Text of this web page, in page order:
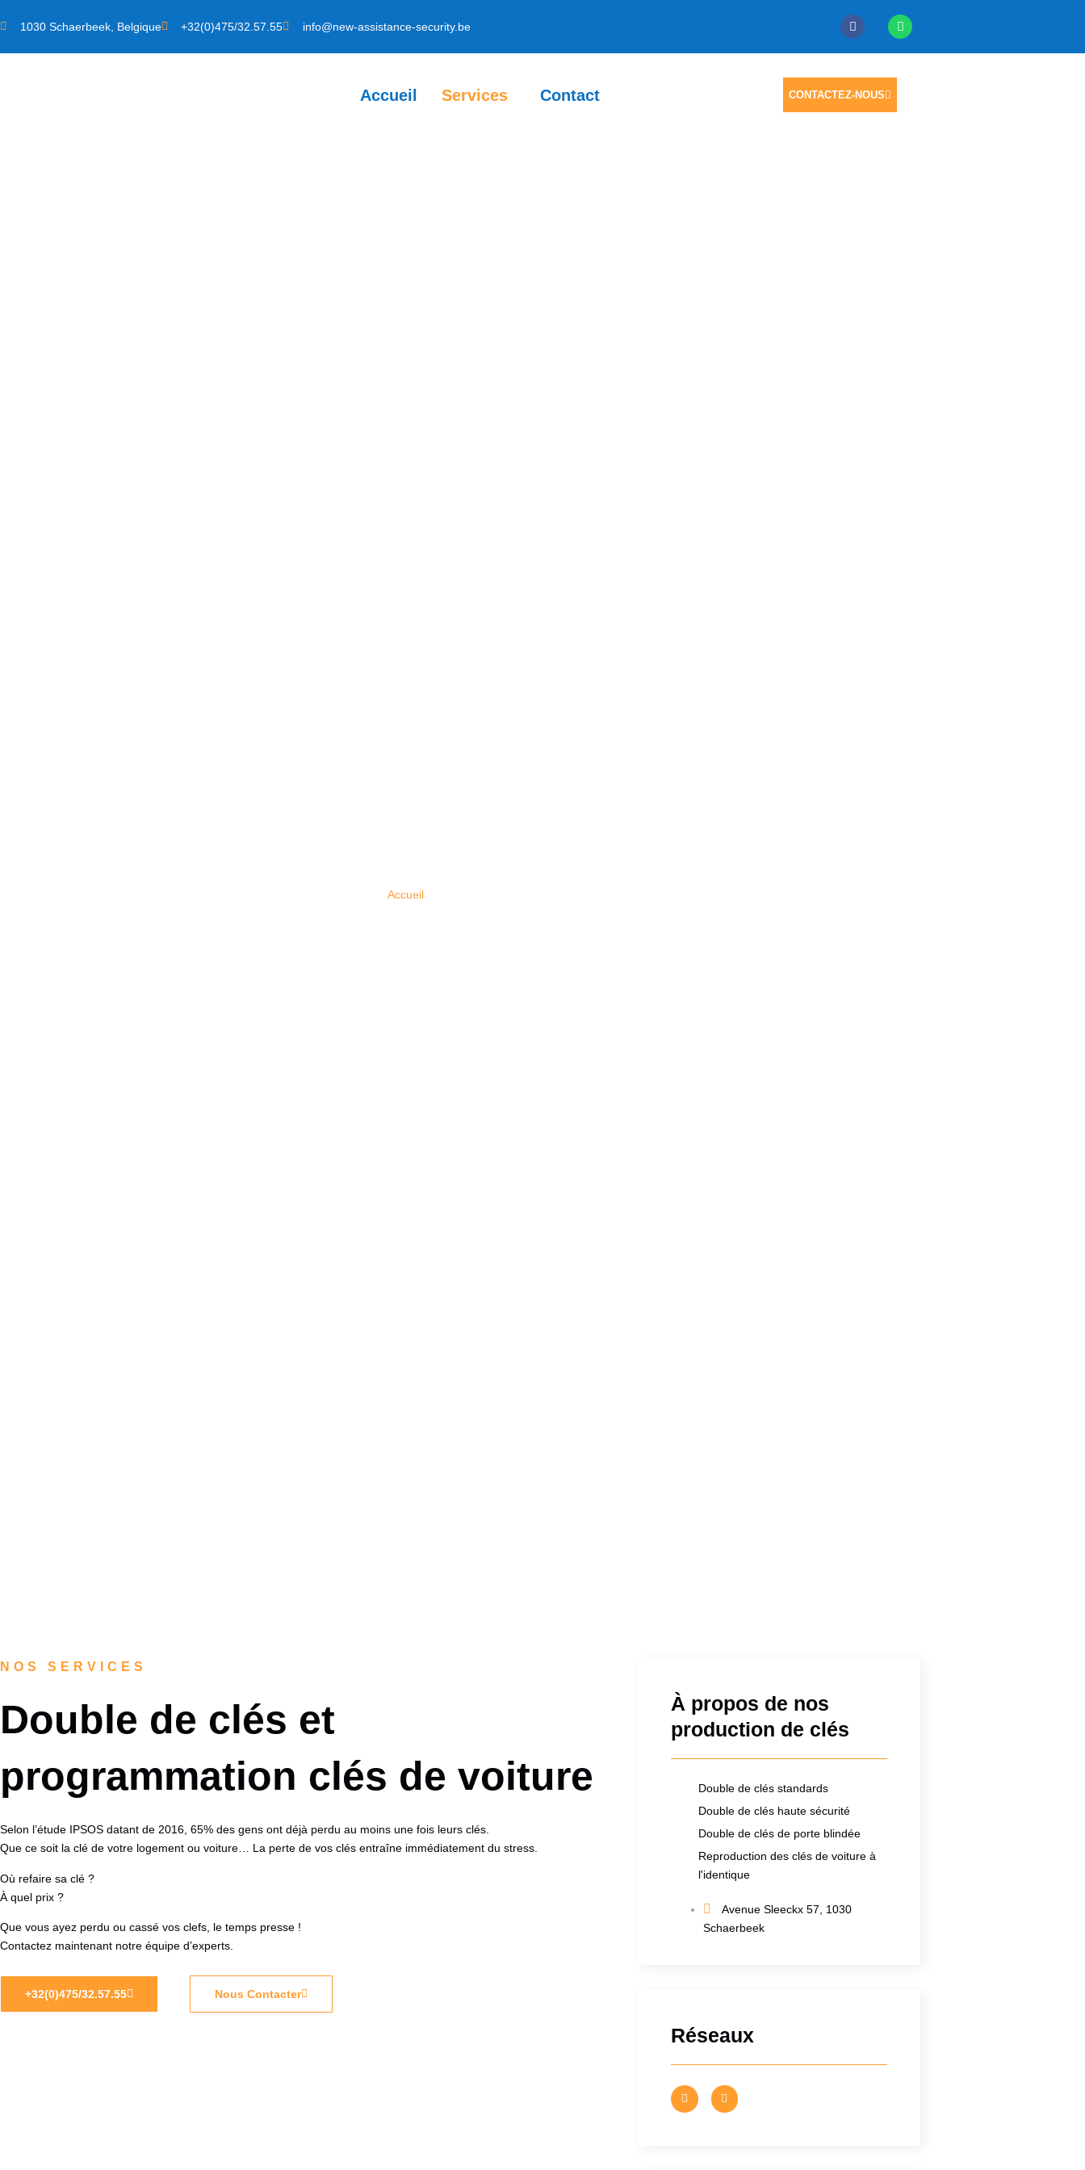
1030 Schaerbeek, Belgique +32(0)475/32.57.55 info@new-assistance-security.be
Accueil Services Contact CONTACTEZ-NOUS
Accueil
NOS SERVICES
Double de clés et
programmation clés de voiture
Selon l’étude IPSOS datant de 2016, 65% des gens ont déjà perdu au moins une fois leurs clés.
Que ce soit la clé de votre logement ou voiture… La perte de vos clés entraîne immédiatement du stress.
Où refaire sa clé ?
À quel prix ?
Que vous ayez perdu ou cassé vos clefs, le temps presse !
Contactez maintenant notre équipe d’experts.
+32(0)475/32.57.55 Nous Contacter
À propos de nos
production de clés
Double de clés standards
Double de clés haute sécurité
Double de clés de porte blindée
Reproduction des clés de voiture à
l'identique
Avenue Sleeckx 57, 1030
Schaerbeek
Réseaux